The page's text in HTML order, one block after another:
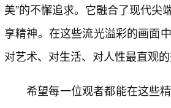
美”的不懈追求。它融合了现代
享精神。在这些流光溢彩的画面
对艺术、对生活、对人性最直观的
希望每一位观者都能在这些